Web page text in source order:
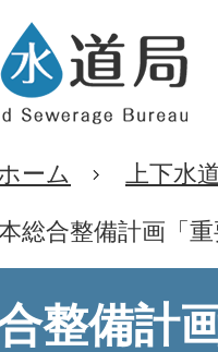
ーム 上下水
総合整備計画「
整備計